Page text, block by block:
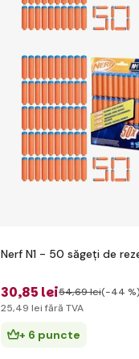
Nerf N1 - 50 săgeți de
30,85 lei54,69 lei(-44 %)
25,49 lei fără TVA
+ 6 puncte